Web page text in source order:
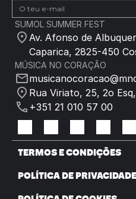
SUMOL SUMMER FEST
Av. Afonso de
Caparica, 2825-450
MÚSICA NO CORAÇÃO
Rua Viriato, 25, 2o
+351 21 010 57 00
TERMOS E CONDIÇÕES
POLÍTICA DE PRIVACIDADE